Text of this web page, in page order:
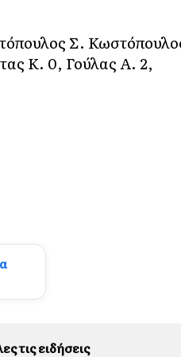
Σ.
Κ. 0, Γούλας Α. 2,
τις ειδήσεις